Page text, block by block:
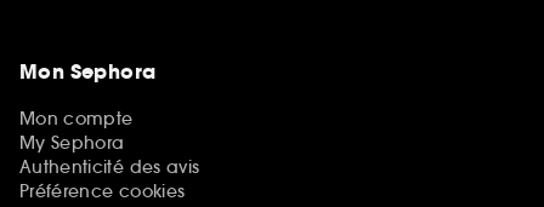
Mon Sephora
Mon compte
My Sephora
Authenticité des avis
Préférence cookies